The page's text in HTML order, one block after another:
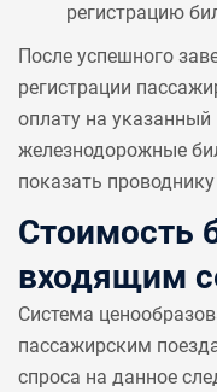
регистрацию
После успешного
регистрации
оплату на
железнодорожные
показать
Стоимость
входящим
Система
пассажирским
спроса на данное